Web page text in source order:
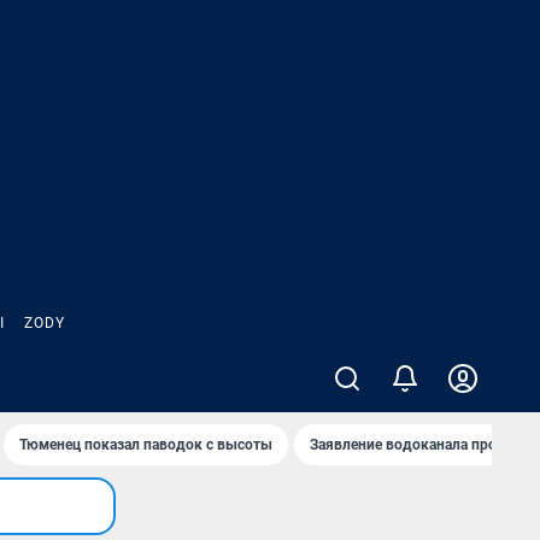
ZODY
Тюменец показал паводок с высоты Заявление водоканала про